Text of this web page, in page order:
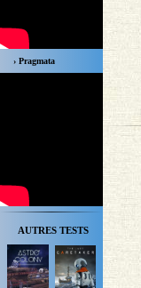
› Pragmata
AUTRES TESTS